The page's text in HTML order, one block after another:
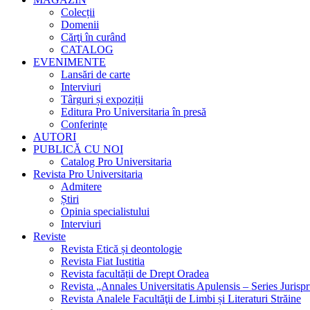
Colecții
Domenii
Cărţi în curând
CATALOG
EVENIMENTE
Lansări de carte
Interviuri
Târguri și expoziții
Editura Pro Universitaria în presă
Conferințe
AUTORI
PUBLICĂ CU NOI
Catalog Pro Universitaria
Revista Pro Universitaria
Admitere
Știri
Opinia specialistului
Interviuri
Reviste
Revista Etică și deontologie
Revista Fiat Iustitia
Revista facultății de Drept Oradea
Revista „Annales Universitatis Apulensis – Series
Revista Analele Facultăţii de Limbi și Literaturi Străine